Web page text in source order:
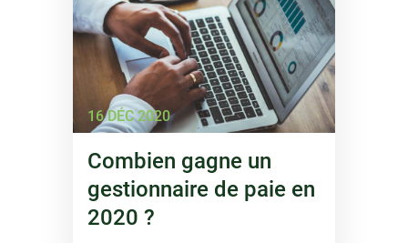
16 DÉC 2020
Combien gagne un
gestionnaire de paie en
2020 ?